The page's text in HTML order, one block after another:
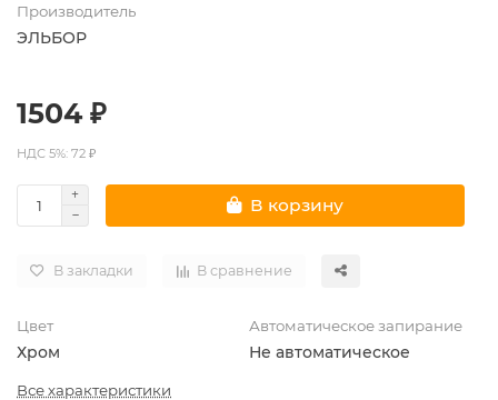
Производитель
ЭЛЬБОР
1504 ₽
НДС 5%: 72 ₽
В корзину
В закладки В сравнение
Цвет
Хром
Автоматическое запирание
Не автоматическое
Все характеристики